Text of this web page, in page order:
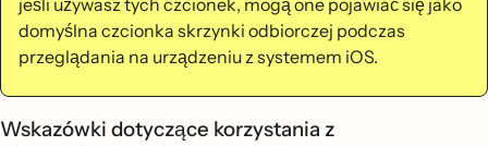
jeśli używasz tych czcionek, mogą one pojawiać się jako
domyślna czcionka skrzynki odbiorczej podczas
przeglądania na urządzeniu z systemem iOS.
Wskazówki dotyczące korzystania z